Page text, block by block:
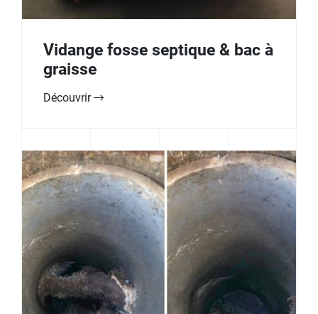
Vidange fosse septique & bac à
graisse
Découvrir